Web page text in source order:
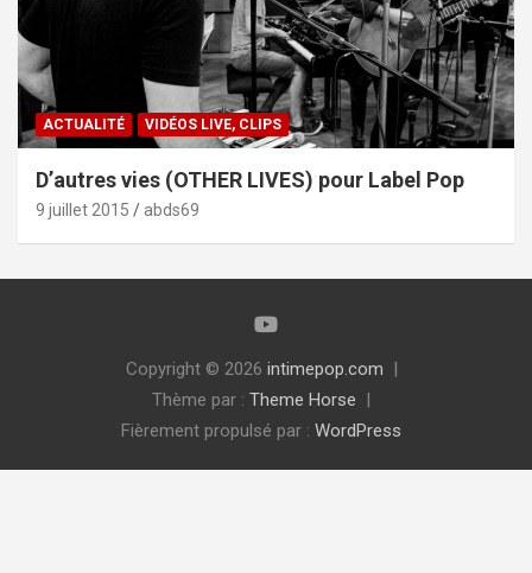
ACTUALITÉ VIDÉOS LIVE, CLIPS
D’autres vies (OTHER LIVES) pour Label Pop
9 juillet 2015 abds69
Copyright © 2026 intimepop.com
Thème par : Theme Horse
Fièrement propulsé par : WordPress